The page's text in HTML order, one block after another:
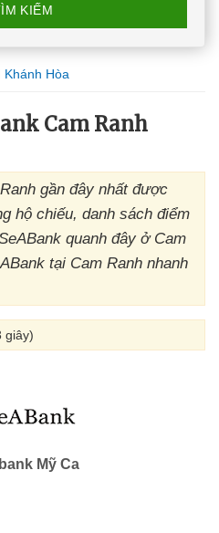
KIẾM
Khánh Hòa
Cam Ranh
gần đây nhất được
hộ chiếu, danh sách điểm
quanh đây ở Cam
tại Cam Ranh nhanh
giây)
Mỹ Ca